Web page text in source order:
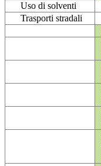
Uso di solventi
Trasporti stradali